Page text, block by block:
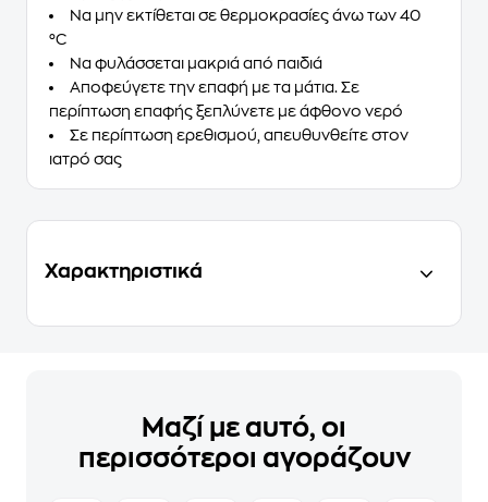
Να μην εκτίθεται σε θερμοκρασίες άνω των 40
°C
Να φυλάσσεται μακριά από παιδιά
Αποφεύγετε την επαφή με τα μάτια. Σε
περίπτωση επαφής ξεπλύνετε με άφθονο νερό
Σε περίπτωση ερεθισμού, απευθυνθείτε στον
ιατρό σας
Χαρακτηριστικά
Μαζί με αυτό, οι
περισσότεροι αγοράζουν